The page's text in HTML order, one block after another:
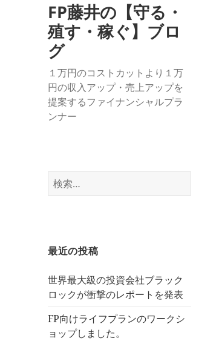
FP藤井の【守る・
殖す・稼ぐ】ブロ
グ
１万円のコストカットより１万
円の収入アップ・売上アップを
提案するファイナンシャルプラ
ンナー
検
索:
最近の投稿
世界最大級の投資会社ブラック
ロックが衝撃のレポートを発表
FP向けライフプランのワークシ
ョップしました。